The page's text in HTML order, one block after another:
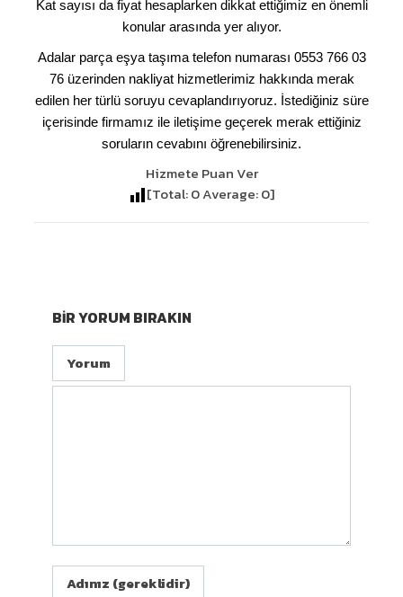
Kat sayısı da fiyat hesaplarken dikkat ettiğimiz en önemli
konular arasında yer alıyor.
Adalar parça eşya taşıma telefon numarası 0553 766 03
76 üzerinden nakliyat hizmetlerimiz hakkında merak
edilen her türlü soruyu cevaplandırıyoruz. İstediğiniz süre
içerisinde firmamız ile iletişime geçerek merak ettiğiniz
soruların cevabını öğrenebilirsiniz.
Hizmete Puan Ver
[Total:0Average:0]
BIR YORUM BIRAKIN
Yorum
Adınız (gereklidir)